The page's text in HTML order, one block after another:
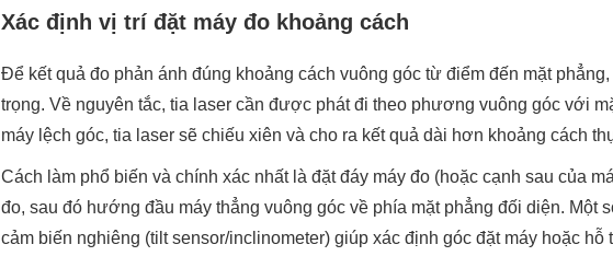
Xác định vị trí đặt máy đo khoảng cách
Để kết quả đo phản ánh đúng khoảng cách vuông góc từ điểm đến mặt
trọng. Về nguyên tắc, tia laser cần được phát đi theo phương vuông góc với
máy lệch góc, tia laser sẽ chiếu xiên và cho ra kết quả dài hơn khoảng cách
Cách làm phổ biến và chính xác nhất là đặt đáy máy đo (hoặc cạnh sau của
đo, sau đó hướng đầu máy thẳng vuông góc về phía mặt phẳng đối diện. Một
cảm biến nghiêng (tilt sensor/inclinometer) giúp xác định góc đặt máy hoặc